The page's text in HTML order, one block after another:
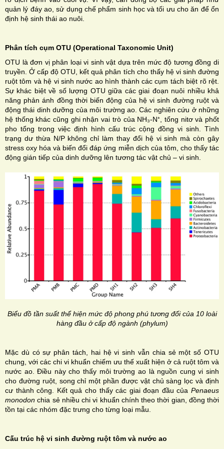
quản lý đáy ao, sử dụng chế phẩm sinh học và tối ưu cho ăn để ổn
định hệ sinh thái ao nuôi.
Phân tích cụm OTU (Operational Taxonomic Unit)
OTU là đơn vị phân loại vi sinh vật dựa trên mức độ tương đồng di
truyền. Ở cấp độ OTU, kết quả phân tích cho thấy hệ vi sinh đường
ruột tôm và hệ vi sinh nước ao hình thành các cụm tách biệt rõ rệt.
Sự khác biệt về số lượng OTU giữa các giai đoạn nuôi nhiều khả
năng phản ánh đồng thời biến động của hệ vi sinh đường ruột và
động thái dinh dưỡng của môi trường ao. Các nghiên cứu ở những
hệ thống khác cũng ghi nhận vai trò của NH₃-N⁺, tổng nitơ và phốt
pho tổng trong việc định hình cấu trúc cộng đồng vi sinh. Tình
trạng dư thừa N/P không chỉ làm thay đổi hệ vi sinh mà còn gây
stress oxy hóa và biến đổi đáp ứng miễn dịch của tôm, cho thấy tác
động gián tiếp của dinh dưỡng lên tương tác vật chủ – vi sinh.
Biểu đồ tần suất thể hiện mức độ phong phú tương đối của 10 loài
hàng đầu ở cấp độ ngành (phylum)
Mặc dù có sự phân tách, hai hệ vi sinh vẫn chia sẻ một số OTU
chung, với các chi vi khuẩn chiếm ưu thế xuất hiện ở cả ruột tôm và
nước ao. Điều này cho thấy môi trường ao là nguồn cung vi sinh
cho đường ruột, song chỉ một phần được vật chủ sàng lọc và định
cư thành công. Kết quả cho thấy các giai đoạn đầu của Penaeus
monodon chia sẻ nhiều chi vi khuẩn chính theo thời gian, đồng thời
tồn tại các nhóm đặc trưng cho từng loại mẫu.
Cấu trúc hệ vi sinh đường ruột tôm và nước ao